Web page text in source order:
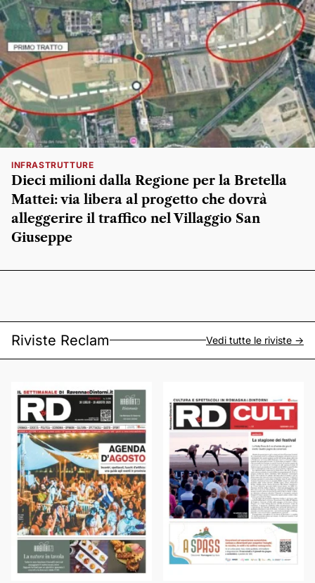
INFRASTRUTTURE
Dieci milioni dalla Regione per la Bretella
Mattei: via libera al progetto che dovrà
alleggerire il traffico nel Villaggio San
Giuseppe
Riviste Reclam Vedi tutte le riviste ->